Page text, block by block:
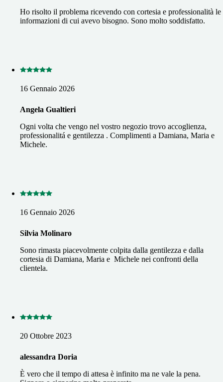
Ho risolto il problema ricevendo con cortesia e professionalità le
informazioni di cui avevo bisogno. Sono molto soddisfatto.
16 Gennaio 2026
Angela Gualtieri
Ogni volta che vengo nel vostro negozio trovo accoglienza,
professionalitá e gentilezza . Complimenti a Damiana, Maria e
Michele.
16 Gennaio 2026
Silvia Molinaro
Sono rimasta piacevolmente colpita dalla gentilezza e dalla
cortesia di Damiana, Maria e Michele nei confronti della
clientela.
20 Ottobre 2023
alessandra Doria
È vero che il tempo di attesa è infinito ma ne vale la pena.